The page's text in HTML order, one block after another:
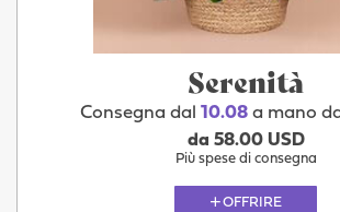
Serenità
Consegna dal 10.08 a mano
da 58.00 USD
Più spese di consegna
OFFRIRE